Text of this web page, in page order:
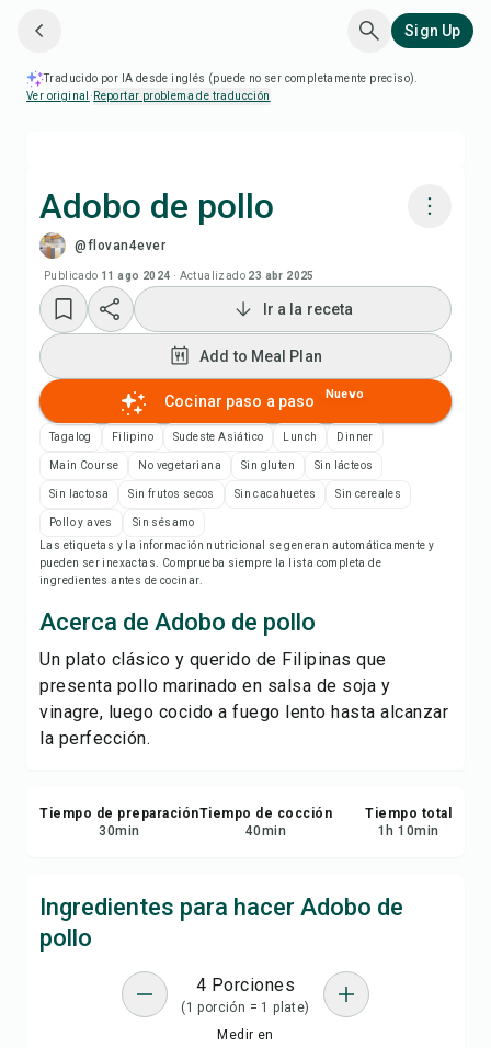
Sign Up
Traducido por IA desde inglés (puede no ser completamente preciso).
Ver original · Reportar problema de traducción
Adobo de pollo
@flovan4ever
Publicado 11 ago 2024 · Actualizado 23 abr 2025
Add to Meal Plan
Add to Shopping List
Notas de la receta
Imprimir receta
Guardar
Compartir
Ir a la receta
Add to Meal Plan
Cocinar paso a paso Nuevo
Tagalog Filipino Sudeste Asiático Lunch Dinner
Main Course No vegetariana Sin gluten Sin lácteos
Sin lactosa Sin frutos secos Sin cacahuetes Sin cereales
Pollo y aves
Sin sésamo
Las etiquetas y la información nutricional se generan automáticamente y
pueden ser inexactas. Comprueba siempre la lista completa de
ingredientes antes de cocinar.
Acerca de Adobo de pollo
Un plato clásico y querido de Filipinas que
presenta pollo marinado en salsa de soja y
vinagre, luego cocido a fuego lento hasta alcanzar
la perfección.
Tiempo de preparación
30min
Tiempo de cocción
40min
Tiempo total
1 h 10min
Ingredientes para hacer Adobo de
pollo
4 Porciones
(1 porción = 1 plate)
Medir en